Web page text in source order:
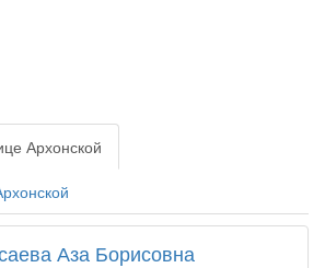
Архонской
Аза Борисовна